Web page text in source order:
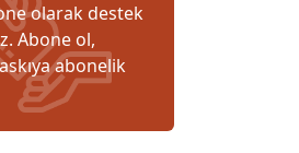
olarak destek
Abone ol,
abonelik